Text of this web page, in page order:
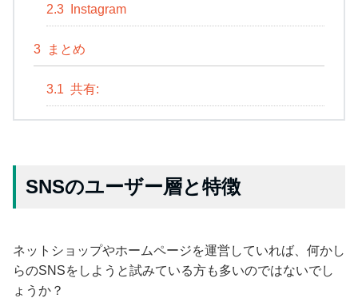
2.3 Instagram
3 まとめ
3.1 共有:
SNSのユーザー層と特徴
ネットショップやホームページを運営していれば、何かし
らのSNSをしようと試みている方も多いのではないでし
ょうか？